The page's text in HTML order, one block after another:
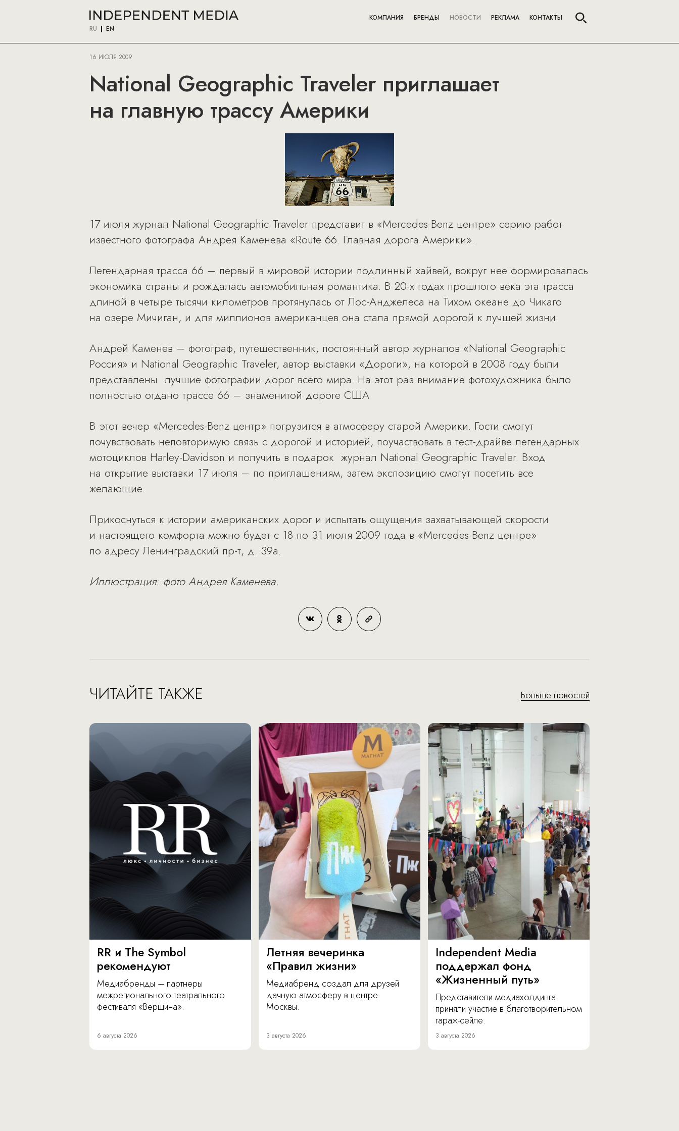
RU EN
КОМПАНИЯ БРЕНДЫ НОВОСТИ РЕКЛАМА КОНТАКТЫ
16 ИЮЛЯ 2009
National Geographic Traveler приглашает
на главную трассу Америки
17 июля журнал National Geographic Traveler представит в «Mercedes-Benz центре» серию работ
известного фотографа Андрея Каменева «Route 66. Главная дорога Америки».
Легендарная трасса 66 – первый в мировой истории подлинный хайвей, вокруг нее формировалась
экономика страны и рождалась автомобильная романтика. В 20-х годах прошлого века эта трасса
длиной в четыре тысячи километров протянулась от Лос-Анджелеса на Тихом океане до Чикаго
на озере Мичиган, и для миллионов американцев она стала прямой дорогой к лучшей жизни.
Андрей Каменев – фотограф, путешественник, постоянный автор журналов «National Geographic
Россия» и National Geographic Traveler, автор выставки «Дороги», на которой в 2008 году были
представлены лучшие фотографии дорог всего мира. На этот раз внимание фотохудожника было
полностью отдано трассе 66 – знаменитой дороге США.
В этот вечер «Mercedes-Benz центр» погрузится в атмосферу старой Америки. Гости смогут
почувствовать неповторимую связь с дорогой и историей, поучаствовать в тест-драйве легендарных
мотоциклов Harley-Davidson и получить в подарок журнал National Geographic Traveler. Вход
на открытие выставки 17 июля – по приглашениям, затем экспозицию смогут посетить все
желающие.
Прикоснуться к истории американских дорог и испытать ощущения захватывающей скорости
и настоящего комфорта можно будет с 18 по 31 июля 2009 года в «Mercedes-Benz центре»
по адресу Ленинградский пр-т, д. 39а.
Иллюстрация: фото Андрея Каменева.
ЧИТАЙТЕ ТАКЖЕ Больше новостей
RR и The Symbol
рекомендуют
Медиабренды – партнеры
межрегионального театрального
фестиваля «Вершина».
6 августа 2026
Летняя вечеринка
«Правил жизни»
Медиабренд создал для друзей
дачную атмосферу в центре
Москвы.
3 августа 2026
Independent Media
поддержал фонд
«Жизненный путь»
Представители медиахолдинга
приняли участие в благотворительном
гараж-сейле.
3 августа 2026